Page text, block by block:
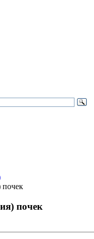
почек
почек